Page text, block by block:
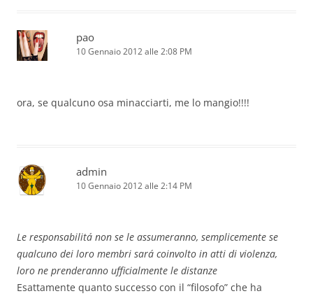
pao
10 Gennaio 2012 alle 2:08 PM
ora, se qualcuno osa minacciarti, me lo mangio!!!!
admin
10 Gennaio 2012 alle 2:14 PM
Le responsabilitá non se le assumeranno, semplicemente se
qualcuno dei loro membri sará coinvolto in atti di violenza,
loro ne prenderanno ufficialmente le distanze
Esattamente quanto successo con il “filosofo” che ha